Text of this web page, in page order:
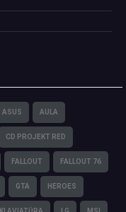
ASUS AULA
CD PROJEKT RED
FALLOUT FALLOUT 76
GTA HEROES